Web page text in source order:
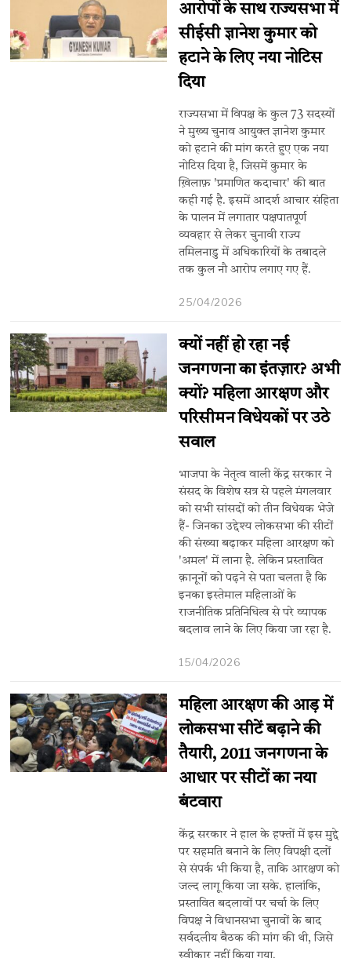
आरोपों के साथ राज्यसभा में
सीईसी ज्ञानेश कुमार को
हटाने के लिए नया नोटिस
दिया
राज्यसभा में विपक्ष के कुल 73 सदस्यों
ने मुख्य चुनाव आयुक्त ज्ञानेश कुमार
को हटाने की मांग करते हुए एक नया
नोटिस दिया है, जिसमें कुमार के
ख़िलाफ़ 'प्रमाणित कदाचार' की बात
कही गई है. इसमें आदर्श आचार संहिता
के पालन में लगातार पक्षपातपूर्ण
व्यवहार से लेकर चुनावी राज्य
तमिलनाडु में अधिकारियों के तबादले
तक कुल नौ आरोप लगाए गए हैं.
25/04/2026
क्यों नहीं हो रहा नई
जनगणना का इंतज़ार? अभी
क्यों? महिला आरक्षण और
परिसीमन विधेयकों पर उठे
सवाल
भाजपा के नेतृत्व वाली केंद्र सरकार ने
संसद के विशेष सत्र से पहले मंगलवार
को सभी सांसदों को तीन विधेयक भेजे
हैं- जिनका उद्देश्य लोकसभा की सीटों
की संख्या बढ़ाकर महिला आरक्षण को
'अमल' में लाना है. लेकिन प्रस्तावित
क़ानूनों को पढ़ने से पता चलता है कि
इनका इस्तेमाल महिलाओं के
राजनीतिक प्रतिनिधित्व से परे व्यापक
बदलाव लाने के लिए किया जा रहा है.
15/04/2026
महिला आरक्षण की आड़ में
लोकसभा सीटें बढ़ाने की
तैयारी, 2011 जनगणना के
आधार पर सीटों का नया
बंटवारा
केंद्र सरकार ने हाल के हफ्तों में इस मुद्दे
पर सहमति बनाने के लिए विपक्षी दलों
से संपर्क भी किया है, ताकि आरक्षण को
जल्द लागू किया जा सके. हालांकि,
प्रस्तावित बदलावों पर चर्चा के लिए
विपक्ष ने विधानसभा चुनावों के बाद
सर्वदलीय बैठक की मांग की थी, जिसे
स्वीकार नहीं किया गया.